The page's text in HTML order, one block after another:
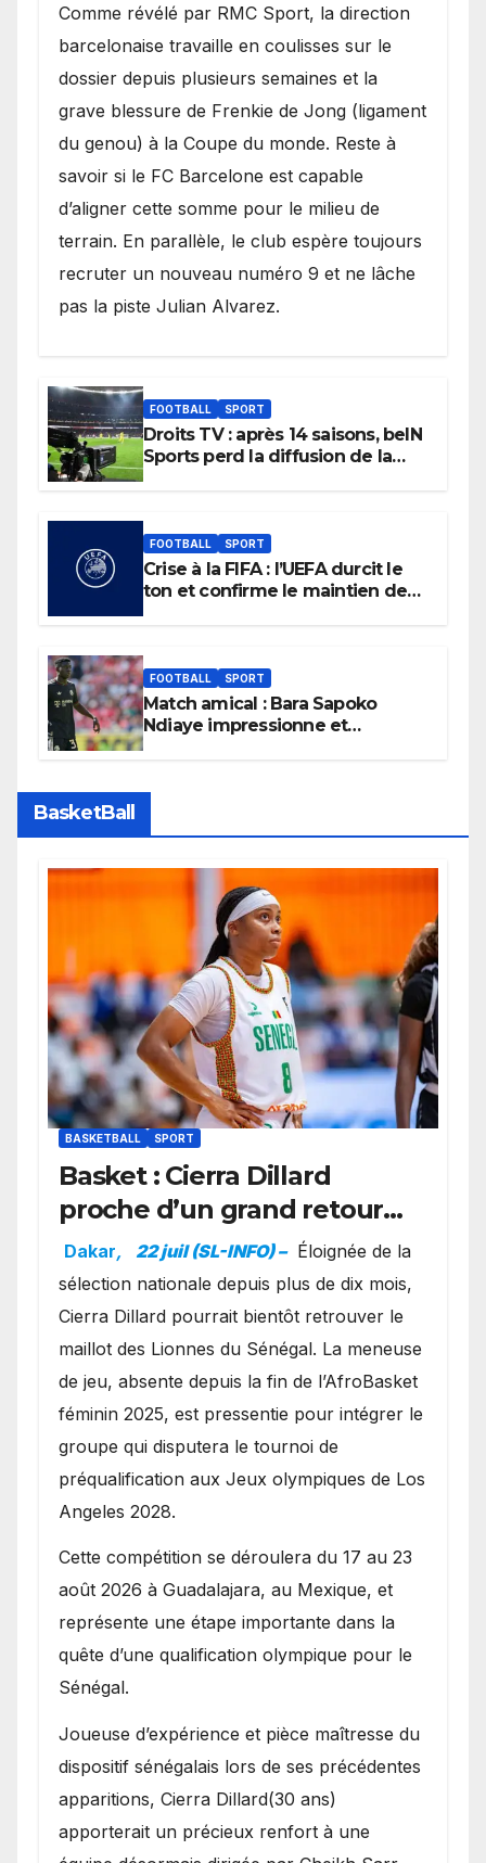
​Comme révélé par RMC Sport, la direction
barcelonaise travaille en coulisses sur le
dossier depuis plusieurs semaines et la
grave blessure de Frenkie de Jong (ligament
du genou) à la Coupe du monde. Reste à
savoir si le FC Barcelone est capable
d’aligner cette somme pour le milieu de
terrain. En parallèle, le club espère toujours
recruter un nouveau numéro 9 et ne lâche
pas la piste Julian Alvarez.
FOOTBALL SPORT
Droits TV : après 14 saisons, beIN
Sports perd la diffusion de la
FOOTBALL SPORT
Crise à la FIFA : l’UEFA durcit le
ton et confirme le maintien de
FOOTBALL SPORT
Match amical : Bara Sapoko
Ndiaye impressionne et
BasketBall
BASKETBALL SPORT
Basket : Cierra Dillard
proche d’un grand retour
avec les Lionnes ?
Dakar, 22 juil (SL-INFO) – Éloignée de la
sélection nationale depuis plus de dix mois,
Cierra Dillard pourrait bientôt retrouver le
maillot des Lionnes du Sénégal. La meneuse
de jeu, absente depuis la fin de l’AfroBasket
féminin 2025, est pressentie pour intégrer le
groupe qui disputera le tournoi de
préqualification aux Jeux olympiques de Los
Angeles 2028.
Cette compétition se déroulera du 17 au 23
août 2026 à Guadalajara, au Mexique, et
représente une étape importante dans la
quête d’une qualification olympique pour le
Sénégal.
Joueuse d’expérience et pièce maîtresse du
dispositif sénégalais lors de ses précédentes
apparitions, Cierra Dillard(30 ans)
apporterait un précieux renfort à une